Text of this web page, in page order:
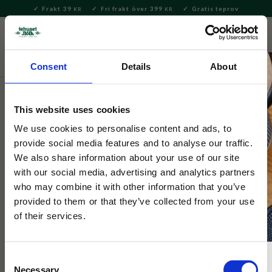
Consent Details About
This website uses cookies
We use cookies to personalise content and ads, to
provide social media features and to analyse our traffic.
We also share information about your use of our site
with our social media, advertising and analytics partners
who may combine it with other information that you’ve
provided to them or that they’ve collected from your use
of their services.
Necessary
Meny
Frakt 39 KR Fri frakt över 399 KR Gratis teprov
Te Matcha Matchalatte
Tehuset Java
Ekologisk Hojicha Latte Mix
pulver burk 200g
Hojicha är ett rostat ekologiskt grönt te med lätt nötig smak
och låg koffeinhalt. Mixad med ekologiskt kokossocker.
Blanda med valfri mjölk.